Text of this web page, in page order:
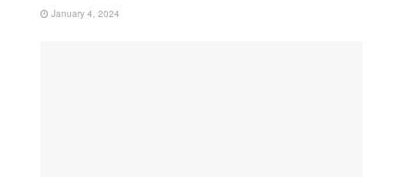
January 4, 2024